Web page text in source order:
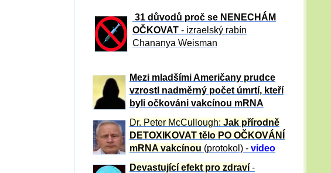
31 důvod ů proč se NENECHÁM
OČKOVAT - izraelský rabín
Chananya Weisman
Mezi mladšími Američany prudce
vzrostl nadměrný počet úmrtí, kteří
byli očkováni vakcínou mRNA
Dr. Peter McCullough: Jak přírodně
DETOXIKOVAT tělo PO OČKOVÁNÍ
mRNA vakcínou (protokol) - video
Devastující efekt pro zdraví-